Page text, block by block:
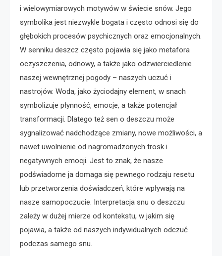
i wielowymiarowych motywów w świecie snów. Jego
symbolika jest niezwykle bogata i często odnosi się do
głębokich procesów psychicznych oraz emocjonalnych.
W senniku deszcz często pojawia się jako metafora
oczyszczenia, odnowy, a także jako odzwierciedlenie
naszej wewnętrznej pogody – naszych uczuć i
nastrojów. Woda, jako życiodajny element, w snach
symbolizuje płynność, emocje, a także potencjał
transformacji. Dlatego też sen o deszczu może
sygnalizować nadchodzące zmiany, nowe możliwości, a
nawet uwolnienie od nagromadzonych trosk i
negatywnych emocji. Jest to znak, że nasze
podświadome ja domaga się pewnego rodzaju resetu
lub przetworzenia doświadczeń, które wpływają na
nasze samopoczucie. Interpretacja snu o deszczu
zależy w dużej mierze od kontekstu, w jakim się
pojawia, a także od naszych indywidualnych odczuć
podczas samego snu.